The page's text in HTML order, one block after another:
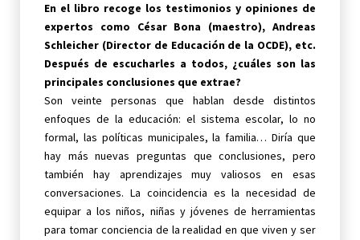
En el libro recoge los testimonios y opiniones de
expertos como César Bona (maestro), Andreas
Schleicher (Director de Educación de la OCDE), etc.
Después de escucharles a todos, ¿cuáles son las
principales conclusiones que extrae?
Son veinte personas que hablan desde distintos
enfoques de la educación: el sistema escolar, lo no
formal, las políticas municipales, la familia… Diría que
hay más nuevas preguntas que conclusiones, pero
también hay aprendizajes muy valiosos en esas
conversaciones. La coincidencia es la necesidad de
equipar a los niños, niñas y jóvenes de herramientas
para tomar conciencia de la realidad en que viven y ser